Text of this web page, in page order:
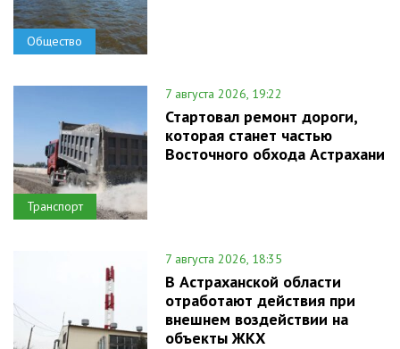
Общество
Транспорт
7 августа 2026, 19:22
Стартовал ремонт дороги,
которая станет частью
Восточного обхода Астрахани
7 августа 2026, 18:35
В Астраханской области
отработают действия при
внешнем воздействии на
объекты ЖКХ